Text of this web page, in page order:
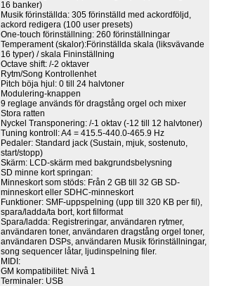
16 banker)
Musik förinställda: 305 förinställd med ackordföljd,
ackord redigera (100 user presets)
One-touch förinställning: 260 förinställningar
Temperament (skalor):Förinställda skala (liksvävande
16 typer) / skala Fininställning
Octave shift: /-2 oktaver
Rytm/Song Kontrollenhet
Pitch böja hjul: 0 till 24 halvtoner
Modulering-knappen
9 reglage används för dragstång orgel och mixer
Stora ratten
Nyckel Transponering: /-1 oktav (-12 till 12 halvtoner)
Tuning kontroll: A4 = 415.5-440.0-465.9 Hz
Pedaler: Standard jack (Sustain, mjuk, sostenuto,
start/stopp)
Skärm: LCD-skärm med bakgrundsbelysning
SD minne kort springan:
Minneskort som stöds: Från 2 GB till 32 GB SD-
minneskort eller SDHC-minneskort
Funktioner: SMF-uppspelning (upp till 320 KB per fil),
spara/ladda/ta bort, kort filformat
Spara/ladda: Registreringar, användaren rytmer,
användaren toner, användaren dragstång orgel toner,
användaren DSPs, användaren Musik förinställningar,
song sequencer låtar, ljudinspelning filer.
MIDI:
GM kompatibilitet: Nivå 1
Terminaler: USB